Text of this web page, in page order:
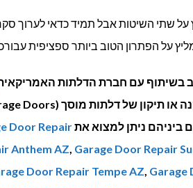
על שתי השיטות אבל תמיד כדאי לערוך
על הפתרון הטוב ביותר ספציפית
בשיתוף עם חברת הדלתות
ביניהם ניתן למצוא אתDoor Repair
Anthem AZ, Garage Door Repair
Door Repair Tempe AZ, Garage